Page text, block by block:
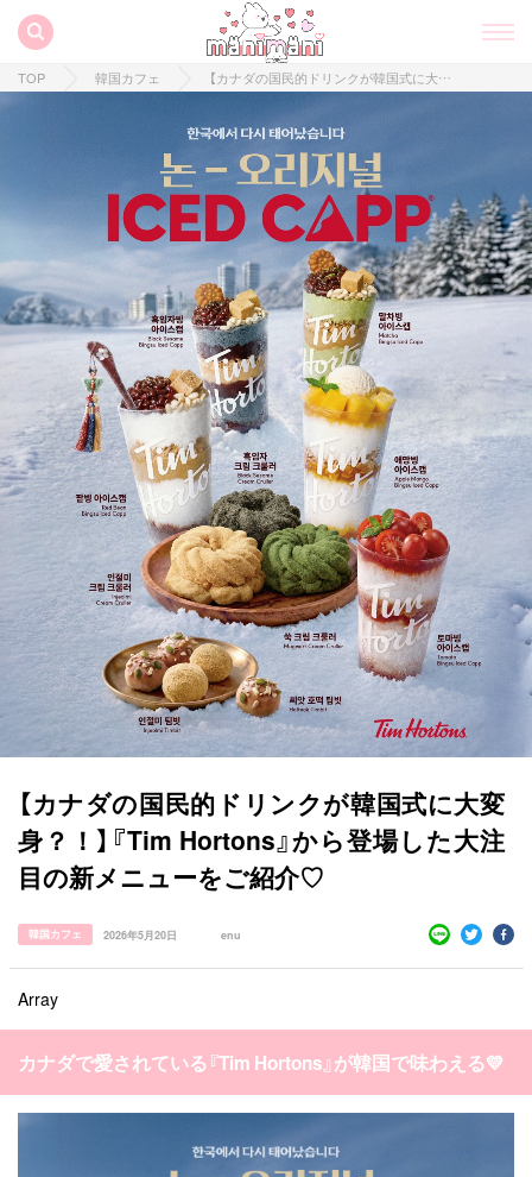
manimani について
カテゴリー一覧
韓国 オルチャン 韓国コスメ 韓国トレンド
韓国ファッション 韓国アイドル
TOP 韓国カフェ 【カナダの国民的ドリンクが韓国式に大変身？！】『Tim Hortons』から登場した大注目の新メニューをご紹介♡
【カナダの国民的ドリンクが韓国式に大変
身？！】『Tim Hortons』から登場した大注
目の新メニューをご紹介♡
韓国カフェ 2026年5月20日 enu
Array
カナダで愛されている『Tim Hortons』が韓国で味わえる💛